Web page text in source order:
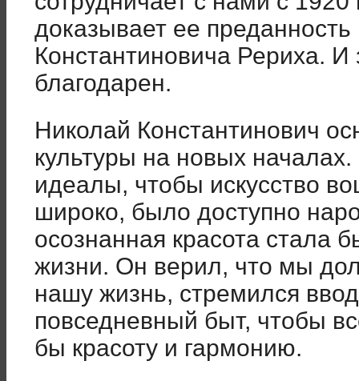
доказывает ее
Константиновича Рериха. И
благодарен.
Николай Константинович
культуры на новых
идеалы, чтобы искусство
широко, было доступно
осознанная красота стала
жизни. Он верил, что мы
нашу жизнь, стремился
повседневный быт, чтобы
бы красоту и гармонию.